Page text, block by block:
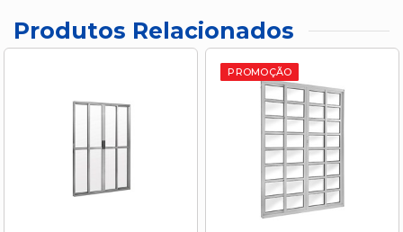
Produtos Relacionados
PROMOÇÃO